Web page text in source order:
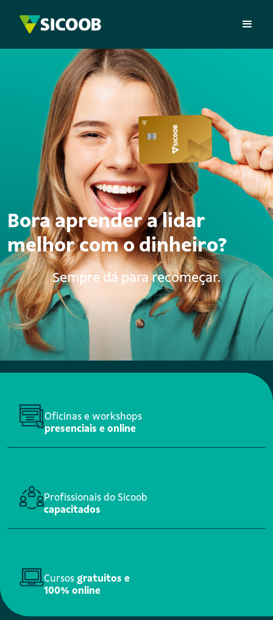
Bora aprender a lidar
melhor com o dinheiro?
Sempre dá para recomeçar.
Oficinas e workshops
presenciais e online
Profissionais do Sicoob
capacitados
Cursos gratuitos e
100% online